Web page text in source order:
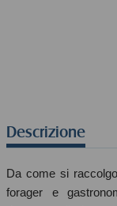
Descrizione
Da come si
forager e